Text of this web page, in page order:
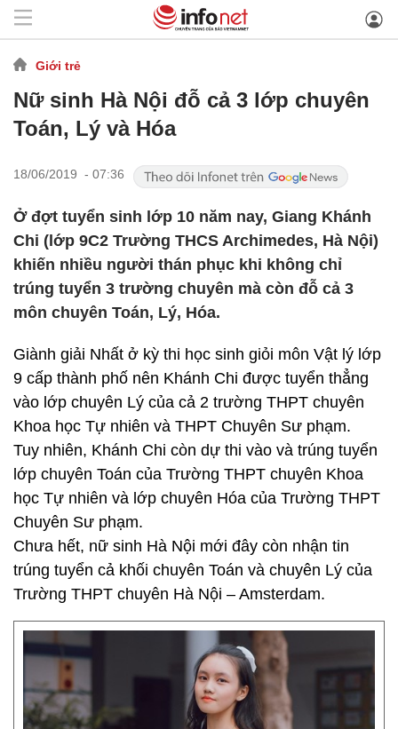
Giới trẻ
Nữ sinh Hà Nội đỗ cả 3 lớp chuyên
Toán, Lý và Hóa
18/06/2019 - 07:36
Ở đợt tuyển sinh lớp 10 năm nay, Giang Khánh
Chi (lớp 9C2 Trường THCS Archimedes, Hà Nội)
khiến nhiều người thán phục khi không chỉ
trúng tuyển 3 trường chuyên mà còn đỗ cả 3
môn chuyên Toán, Lý, Hóa.
Giành giải Nhất ở kỳ thi học sinh giỏi môn Vật lý lớp
9 cấp thành phố nên Khánh Chi được tuyển thẳng
vào lớp chuyên Lý của cả 2 trường THPT chuyên
Khoa học Tự nhiên và THPT Chuyên Sư phạm.
Tuy nhiên, Khánh Chi còn dự thi vào và trúng tuyển
lớp chuyên Toán của Trường THPT chuyên Khoa
học Tự nhiên và lớp chuyên Hóa của Trường THPT
Chuyên Sư phạm.
Chưa hết, nữ sinh Hà Nội mới đây còn nhận tin
trúng tuyển cả khối chuyên Toán và chuyên Lý của
Trường THPT chuyên Hà Nội – Amsterdam.